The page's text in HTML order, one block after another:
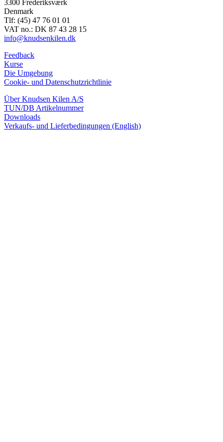
3300 Frederiksværk
Denmark
Tlf: (45) 47 76 01 01
VAT no.: DK 87 43 28 15
info@knudsenkilen.dk
Feedback
Kurse
Die Umgebung
Cookie- und Datenschutzrichtlinie
Über Knudsen Kilen A/S
TUN/DB Artikelnummer
Downloads
Verkaufs- und Lieferbedingungen (English)